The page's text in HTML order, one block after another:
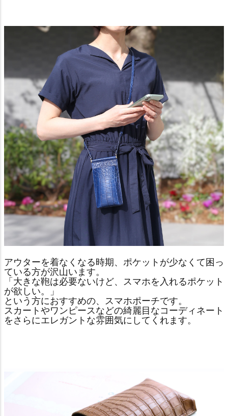
アウターを着なくなる時期、ポケットが少なくて困っ
ている方が沢山います。
「大きな鞄は必要ないけど、スマホを入れるポケット
が欲しい。」
という方におすすめの、スマホポーチです。
スカートやワンピースなどの綺麗目なコーディネート
をさらにエレガントな雰囲気にしてくれます。